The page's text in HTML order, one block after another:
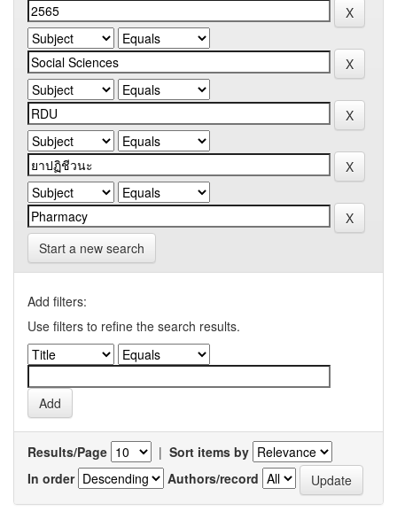
Start a new search
Add filters:
Use filters to refine the search results.
Results/Page | Sort items by
In order
Authors/record